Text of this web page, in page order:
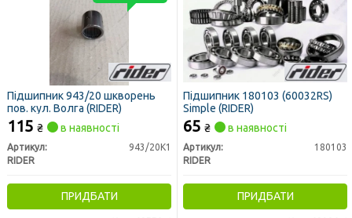
Підшипник 943/20 шкворень
пов. кул. Волга (RIDER)
115 ₴ в наявності
Артикул:
943/20К1
RIDER
ПРИДБАТИ
Підшипник 180103 (60032RS)
Simple (RIDER)
65 ₴ в наявності
Артикул:
180103
RIDER
ПРИДБАТИ